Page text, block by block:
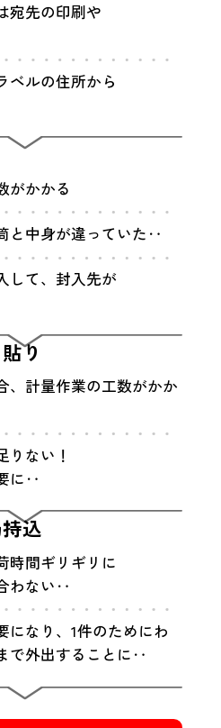
宛先の印刷や
ベルの住所から
がかかる
と中身が違っていた‥
て、 封入先が
り
計量作業の工数がかか
りない！
に‥
込
時間ギリギリに
わない‥
なり、 1件のためにわ
で外出することに‥